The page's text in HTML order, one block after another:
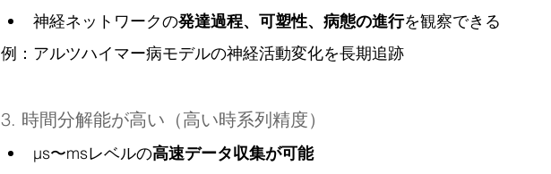
神経ネットワークの発達過程、可塑性、病態の進行を観察できる
例：アルツハイマー病モデルの神経活動変化を長期追跡
3. 時間分解能が高い（高い時系列精度）
µs〜msレベルの高速データ収集が可能